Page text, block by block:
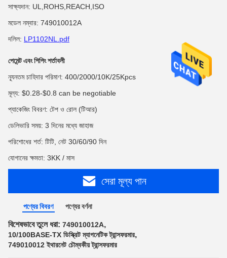
সাক্ষ্যদান: UL,ROHS,REACH,ISO
মডেল নম্বার: 749010012A
দলিল: LP1102NL.pdf
পেমেন্ট এবং শিপিং শর্তাবলী
ন্যূনতম চাহিদার পরিমাণ: 400/2000/10K/25Kpcs
মূল্য: $0.28-$0.8 can be negotiable
প্যাকেজিং বিবরণ: টেপ ও রোল (টিআর)
ডেলিভারি সময়: 3 দিনের মধ্যে জাহাজ
পরিশোধের শর্ত: টিটি, নেট 30/60/90 দিন
যোগানের ক্ষমতা: 3KK / মাস
সেরা মূল্য পান
পণ্যের বিবরণ পণ্যের বর্ণনা
বিশেষভাবে তুলে ধরা: 749010012A,
10/100BASE-TX ডিস্ক্রিট ম্যাগনেটিক ট্রান্সফরমার,
749010012 ইথারনেট চৌম্বকীয় ট্রান্সফরমার